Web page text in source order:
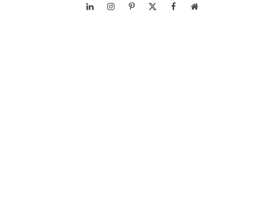
موقع فيسبوك بينتيريستالانستغراملينكدإن